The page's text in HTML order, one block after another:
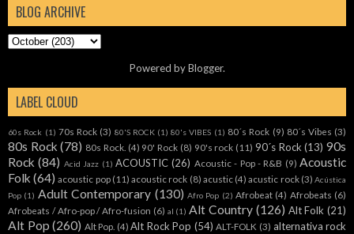
BLOG ARCHIVE
Powered byBlogger.
LABEL CLOUD
60s Rock (1) 70s Rock (3) 80'S ROCK (1) 80's VIBES (1) 80´s Rock (9) 80´s Vibes (3)
80s Rock (78) 80s Rock. (4) 90' Rock (8) 90's rock (11) 90´s Rock (13) 90s
Rock (84) Acid Jazz (1) ACOUSTIC (26) Acoustic - Pop - R&B (9) Acoustic
Folk (64) acoustic pop (11) acoustic rock (8) acustic (4) acustic rock (3) Acústica
Pop (1) Adult Contemporary (130) Afro Pop (2) Afrobeat (4) Afrobeats (6)
Afrobeats / Afro-pop / Afro-fusion (6) al (1) Alt Country (126) Alt Folk (21)
Alt Pop (260) Alt Pop. (4) Alt Rock Pop (54) ALT-FOLK (3) alternativa rock